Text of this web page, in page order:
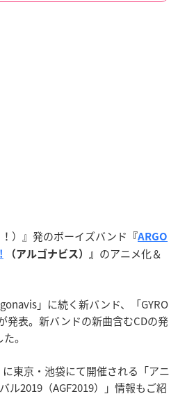
！）』発のボーイズバンド 『ARGO
（アルゴナビス）』 のアニメ化＆
」に続く新バンド、「GYRO
発表。新バンドの新曲含むCDの発
。
東京・池袋にて開催される「アニ
ル2019（AGF2019）」情報もご紹